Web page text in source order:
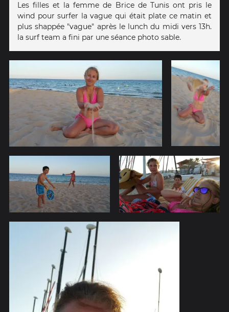
Les filles et la femme de Brice de Tunis ont pris le
wind pour surfer la vague qui était plate ce matin et
plus shappée "vague" après le lunch du midi vers 13h.
la surf team a fini par une séance photo sable.